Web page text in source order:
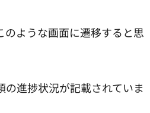
のような画面に遷移すると思
の進捗状況が記載されていま